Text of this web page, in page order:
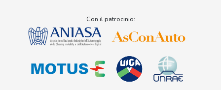
Con il patrocinio: